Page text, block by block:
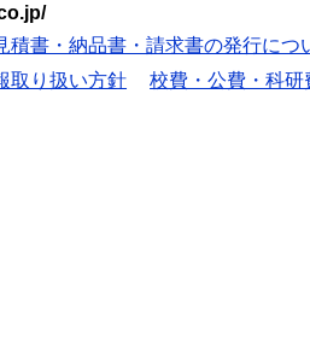
積書・納品書・請求書の発行につ
取り扱い方針 校費・公費・科